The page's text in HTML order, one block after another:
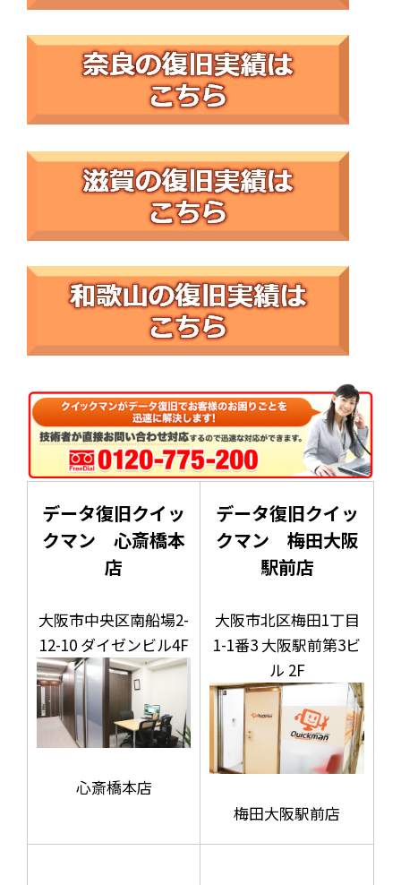
データ復旧クイッ
クマン 心斎橋本
店
大阪市中央区南船場2-
12-10 ダイゼンビル4F
心斎橋本店
データ復旧クイッ
クマン 梅田大阪
駅前店
大阪市北区梅田1丁目
1-1番3 大阪駅前第3ビ
ル 2F
梅田大阪駅前店